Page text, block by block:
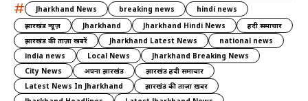
# Jharkhand News breaking news
hindi news
झारखंड न्यूज़
Jharkhand Jharkhand Hindi News
हिंदी समाचार
झारखंड की ताज़ा खबरें
Jharkhand Latest News
national news
india news
Local News
Jharkhand Breaking News
City News
अपना झारखंड
झारखंड हिंदी समाचार
Latest News In Jharkhand
झारखंड की ताज़ा ख़बर